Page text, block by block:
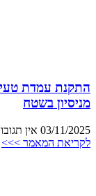
התקנת עמדת
מניסיון בשטח
03/11/2025 אין
לקריאת המאמר >>>